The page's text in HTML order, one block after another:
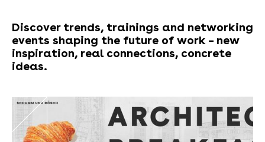
Discover trends, trainings and networking
events shaping the future of work – new
inspiration, real connections, concrete
ideas.